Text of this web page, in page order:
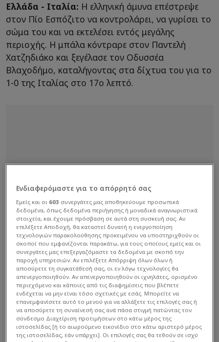
Ελλάδα - Ιταλία: Η ελληνική άμυνα επέστρεψε
στον Πίο Εσπόζιτο να κοντρολάρει, να γυρίσει το
σώμα του και να εκτελέσει εντός μεγάλης
περιοχής. Η μπάλα κόντραρε στον Παντελή
Χατζηδιάκο και ξεγέλασε τον Οδυσσέα
Βλαχοδήμο, καταλήγοντας στα δίχτυα του για το
1-0 της Ιταλίας στο 17ο λεπτό.
Ενδιαφερόμαστε για το απόρρητό σας
Εμείς και οι 603 συνεργάτες μας αποθηκεύουμε προσωπικά
δεδομένα, όπως δεδομένα περιήγησης ή μοναδικά αναγνωριστικά
στοιχεία, και έχουμε πρόσβαση σε αυτά στη συσκευή σας. Αν
επιλέξετε Αποδοχή, θα καταστεί δυνατή η ενεργοποίηση
τεχνολογιών παρακολούθησης προκειμένου να υποστηριχθούν οι
σκοποί που εμφανίζονται παρακάτω, για τους οποίους εμείς και οι
συνεργάτες μας επεξεργαζόμαστε τα δεδομένα με σκοπό την
παροχή υπηρεσιών. Αν επιλέξετε Απόρριψη όλων όλων ή
αποσύρετε τη συγκατάθεσή σας, οι εν λόγω τεχνολογίες θα
απενεργοποιηθούν. Αν απενεργοποιηθούν οι ιχνηλάτες, ορισμένο
περιεχόμενο και κάποιες από τις διαφημίσεις που βλέπετε
ενδέχεται να μην είναι τόσο σχετικές με εσάς. Μπορείτε να
επανεμφανίσετε αυτό το μενού για να αλλάξετε τις επιλογές σας ή
να αποσύρετε τη συναίνεσή σας ανά πάσα στιγμή πατώντας τον
σύνδεσμο Διαχείριση προτιμήσεων στο κάτω μέρος της
ιστοσελίδας [ή το αιωρούμενο εικονίδιο στο κάτω αριστερό μέρος
της ιστοσελίδας, εάν υπάρχει]. Οι επιλογές σας θα τεθούν σε ισχύ